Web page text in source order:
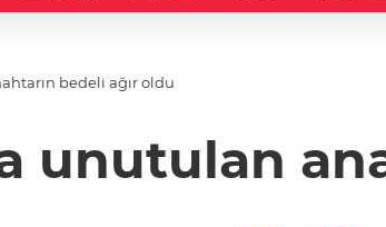
bedeli ağır oldu
unutulan